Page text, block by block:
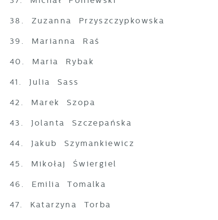
38. Zuzanna Przyszczypkowska
39. Marianna Raś
40. Maria Rybak
41. Julia Sass
42. Marek Szopa
43. Jolanta Szczepańska
44. Jakub Szymankiewicz
45. Mikołaj Świergiel
46. Emilia Tomalka
47. Katarzyna Torba